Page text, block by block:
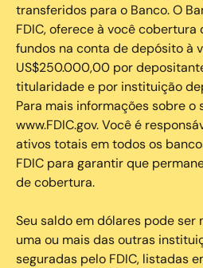
transferidos para o Banco. O
FDIC, oferece à você cobertura
fundos na conta de depósito à
US$250.000,00 por
titularidade e por instituição
Para mais informações sobre o
www.FDIC.gov. Você é
ativos totais em todos os
FDIC para garantir que
de cobertura.
Seu saldo em dólares pode ser
uma ou mais das outras
seguradas pelo FDIC, listadas